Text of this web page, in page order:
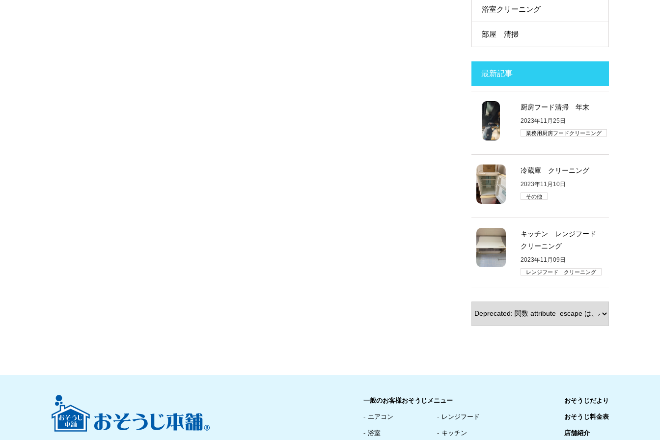
浴室クリーニング
部屋 清掃
最新記事
厨房フード清掃 年末
2023年11月25日
業務用厨房フードクリーニング
冷蔵庫 クリーニング
2023年11月10日
その他
キッチン レンジフード
クリーニング
2023年11月09日
レンジフード クリーニング
一般のお客様おそうじメニュー
エアコン レンジフード
浴室 キッチン
おそうじだより
おそうじ料金表
店舗紹介